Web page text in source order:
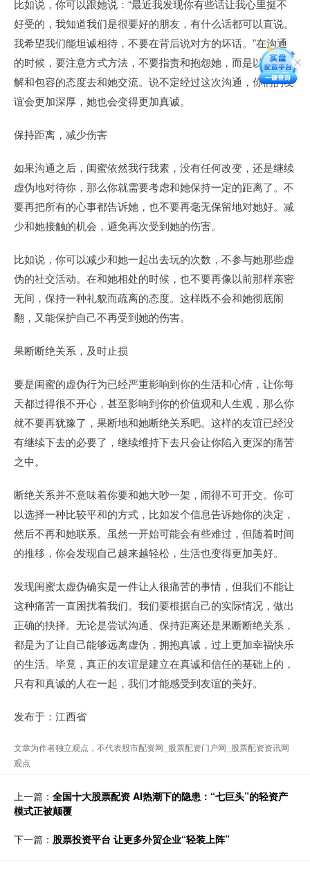
比如说，你可以跟她说：“最近我发现你有些话让我心里挺不
好受的，我知道我们是很要好的朋友，有什么话都可以直说。
我希望我们能坦诚相待，不要在背后说对方的坏话。”在沟通
的时候，要注意方式方法，不要指责和抱怨她，而是以一种理
解和包容的态度去和她交流。说不定经过这次沟通，你们的友
谊会更加深厚，她也会变得更加真诚。
保持距离，减少伤害
如果沟通之后，闺蜜依然我行我素，没有任何改变，还是继续
虚伪地对待你，那么你就需要考虑和她保持一定的距离了。不
要再把所有的心事都告诉她，也不要再毫无保留地对她好。减
少和她接触的机会，避免再次受到她的伤害。
比如说，你可以减少和她一起出去玩的次数，不参与她那些虚
伪的社交活动。在和她相处的时候，也不要再像以前那样亲密
无间，保持一种礼貌而疏离的态度。这样既不会和她彻底闹
翻，又能保护自己不再受到她的伤害。
果断断绝关系，及时止损
要是闺蜜的虚伪行为已经严重影响到你的生活和心情，让你每
天都过得很不开心，甚至影响到你的价值观和人生观，那么你
就不要再犹豫了，果断地和她断绝关系吧。这样的友谊已经没
有继续下去的必要了，继续维持下去只会让你陷入更深的痛苦
之中。
断绝关系并不意味着你要和她大吵一架，闹得不可开交。你可
以选择一种比较平和的方式，比如发个信息告诉她你的决定，
然后不再和她联系。虽然一开始可能会有些难过，但随着时间
的推移，你会发现自己越来越轻松，生活也变得更加美好。
发现闺蜜太虚伪确实是一件让人很痛苦的事情，但我们不能让
这种痛苦一直困扰着我们。我们要根据自己的实际情况，做出
正确的抉择。无论是尝试沟通、保持距离还是果断断绝关系，
都是为了让自己能够远离虚伪，拥抱真诚，过上更加幸福快乐
的生活。毕竟，真正的友谊是建立在真诚和信任的基础上的，
只有和真诚的人在一起，我们才能感受到友谊的美好。
发布于：江西省
文章为作者独立观点，不代表股市配资网_股票配资门户网_股票配资资讯网
观点
上一篇： 全国十大股票配资 AI热潮下的隐患：“七巨头”的轻资产
模式正被颠覆
下一篇： 股票投资平台 让更多外贸企业“轻装上阵”